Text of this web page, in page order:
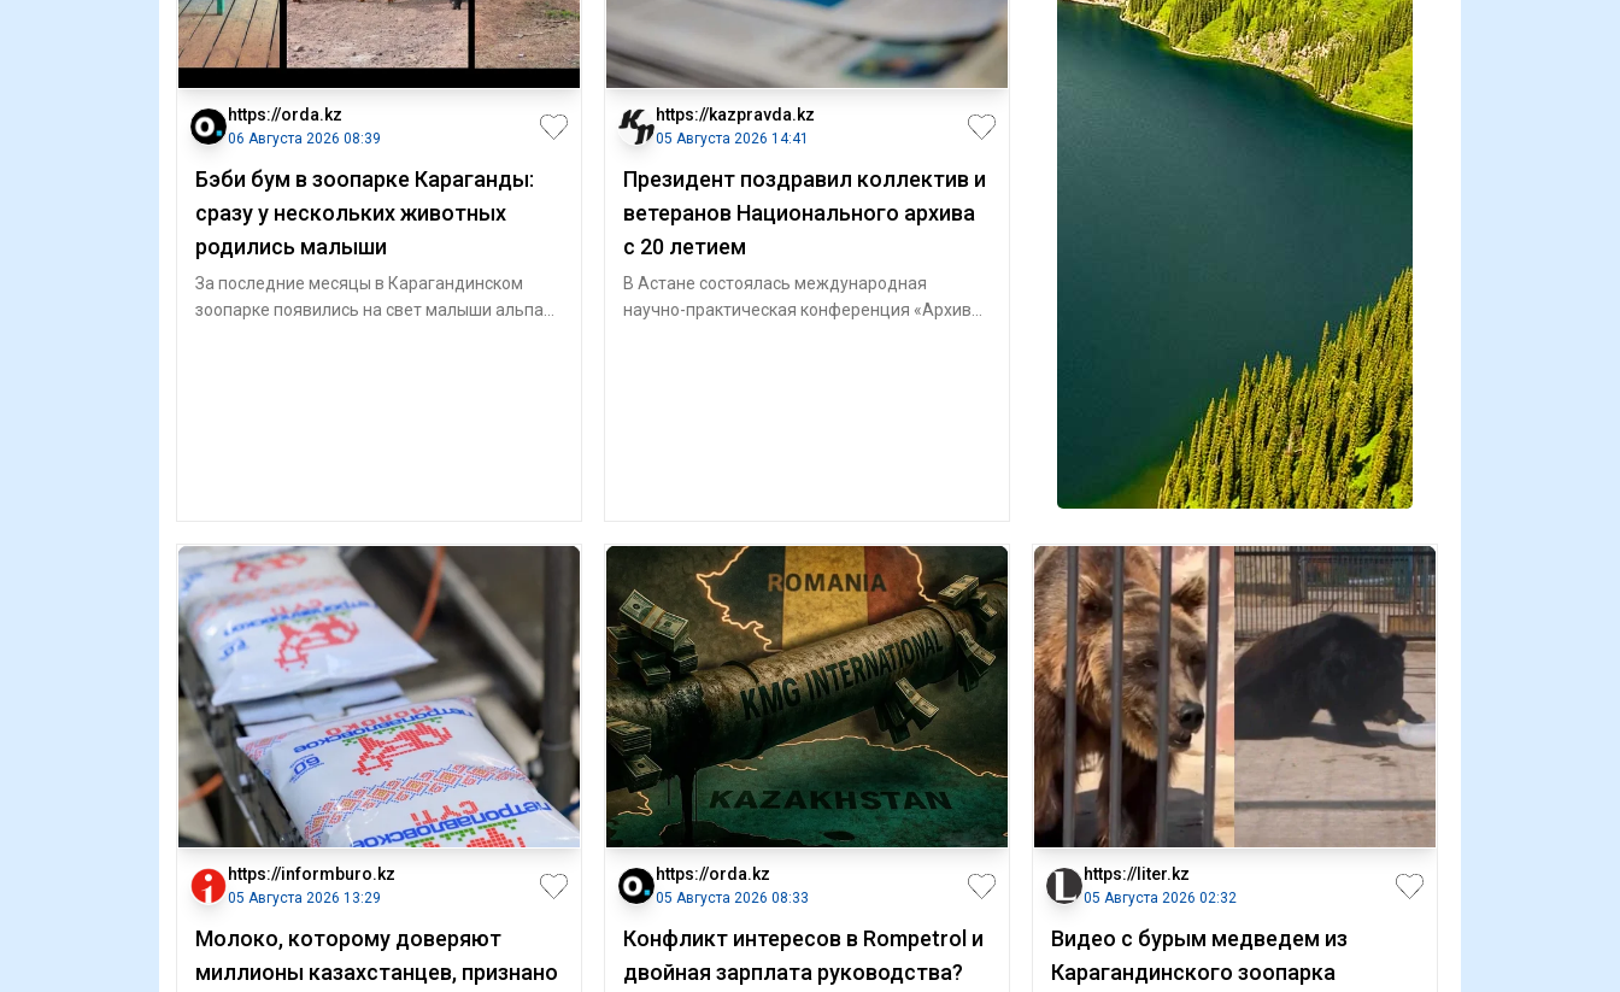
https://orda.kz
06 Августа 2026 08:39
Бэби бум в зоопарке Караганды:
сразу у нескольких животных
родились малыши
За последние месяцы в Карагандинском
зоопарке появились на свет малыши альпак,
https://kazpravda.kz
05 Августа 2026 14:41
Президент поздравил коллектив и
ветеранов Национального архива
с 20 летием
В Астане состоялась международная
научно-практическая конференция «Архивы:
https://informburo.kz
05 Августа 2026 13:29
Молоко, которому доверяют
миллионы казахстанцев, признано
https://orda.kz
05 Августа 2026 08:33
Конфликт интересов в Rompetrol и
двойная зарплата руководства?
https://liter.kz
05 Августа 2026 02:32
Видео с бурым медведем из
Карагандинского зоопарка